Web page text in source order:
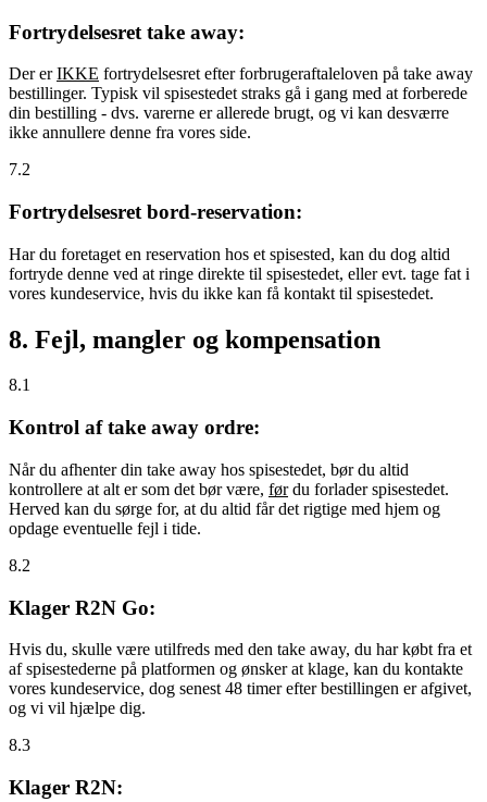
Fortrydelsesret take away:
Der erIKKE fortrydelsesret efter forbrugeraftaleloven på take away
bestillinger. Typisk vil spisestedet straks gå i gang med at forberede
din bestilling - dvs. varerne er allerede brugt, og vi kan desværre
ikke annullere denne fra vores side.
7.2
Fortrydelsesret bord-reservation:
Har du foretaget en reservation hos et spisested, kan du dog altid
fortryde denne ved at ringe direkte til spisestedet, eller evt. tage fat i
vores kundeservice, hvis du ikke kan få kontakt til spisestedet.
8. Fejl, mangler og kompensation
8.1
Kontrol af take away ordre:
Når du afhenter din take away hos spisestedet, bør du altid
kontrollere at alt er som det bør være, førdu forlader spisestedet.
Herved kan du sørge for, at du altid får det rigtige med hjem og
opdage eventuelle fejl i tide.
8.2
Klager R2N Go:
Hvis du, skulle være utilfreds med den take away, du har købt fra et
af spisestederne på platformen og ønsker at klage, kan du kontakte
vores kundeservice, dog senest 48 timer efter bestillingen er afgivet,
og vi vil hjælpe dig.
8.3
Klager R2N: